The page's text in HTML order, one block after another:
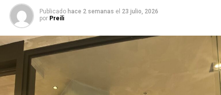
Publicado hace 2 semanas el 23 julio, 2026
por Preili